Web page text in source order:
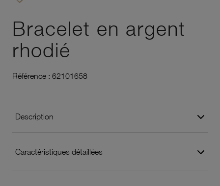
Bracelet en argent
rhodié
Référence : 62101658
Description
Caractéristiques détaillées